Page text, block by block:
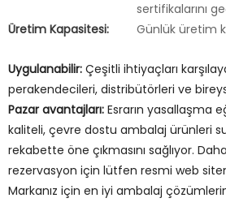
Uygulanabilir: Çeşitli ihtiyaçları
perakendecileri, distribütörleri ve
Pazar avantajları: Esrarın yasallaşma
kaliteli, çevre dostu ambalaj ürünleri
rekabette öne çıkmasını sağlıyor.
rezervasyon için lütfen resmi web
Markanız için en iyi ambalaj
sertifikalarını
Üretim Kapasitesi:
Günlük üretim